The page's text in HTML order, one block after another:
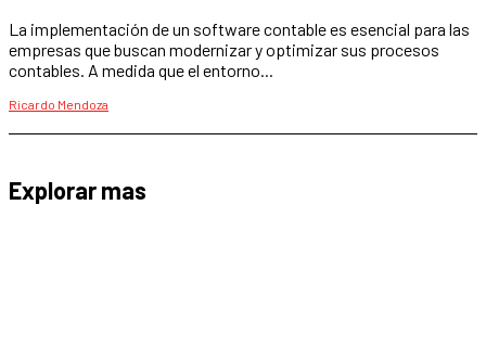
La implementación de un software contable es esencial para las
empresas que buscan modernizar y optimizar sus procesos
contables. A medida que el entorno...
Ricardo Mendoza
Explorar mas